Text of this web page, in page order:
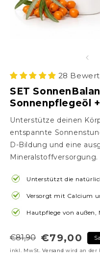
28
SET
Sonnenpflegeöl
Unterstütze deinen
entspannte
D-Bildung und eine
Mineralstoffversorgung.
Unterstützt die
Versorgt mit Calcium
Hautpflege von außen,
Normaler
Preis
€81,90
Verkaufspreis
€79,00
inkl. MwSt.Versand wird an der